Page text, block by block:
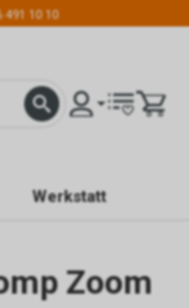
491 10 10
Werkstatt
Zoom